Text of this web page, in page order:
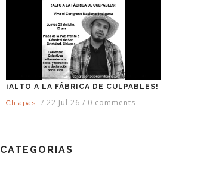
¡ALTO A LA FÁBRICA DE CULPABLES!
Chiapas
/ 22 Jul 26 / 0 comments
CATEGORIAS